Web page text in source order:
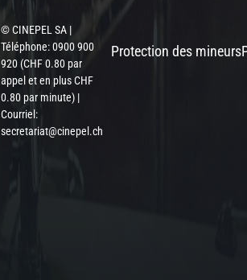
© CINEPEL SA |
Téléphone: 0900 900
920 (CHF 0.80 par
appel et en plus CHF
0.80 par minute) |
Courriel:
secretariat@cinepel.ch
Protection des mineurs